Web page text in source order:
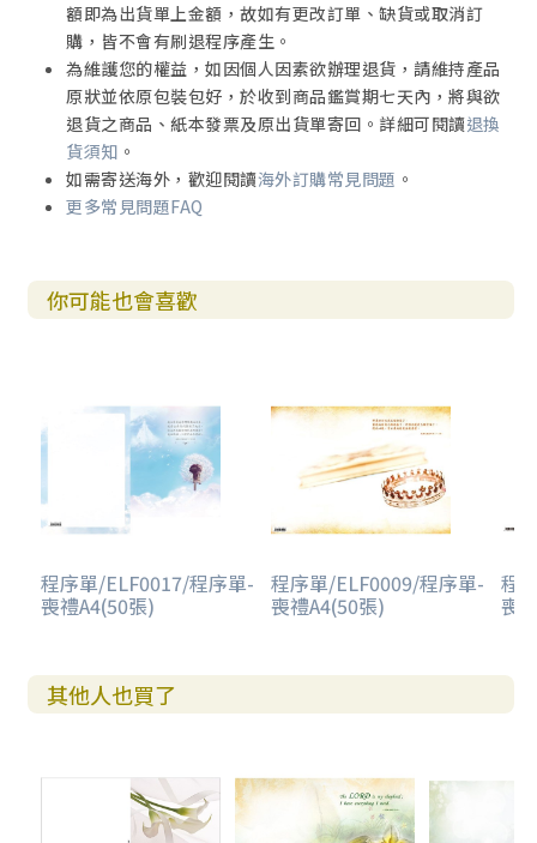
額即為出貨單上金額，故如有更改訂單、缺貨或取消訂
購，皆不會有刷退程序產生。
為維護您的權益，如因個人因素欲辦理退貨，請維持產品
原狀並依原包裝包好，於收到商品鑑賞期七天內，將與欲
退貨之商品、紙本發票及原出貨單寄回。詳細可閱讀退換
貨須知 。
如需寄送海外，歡迎閱讀海外訂購常見問題 。
更多常見問題FAQ
你可能也會喜歡
程序單/ELF0017/程序單-
喪禮A4(50張)
程序單/ELF0009/程序單-
喪禮A4(50張)
程
喪
其他人也買了